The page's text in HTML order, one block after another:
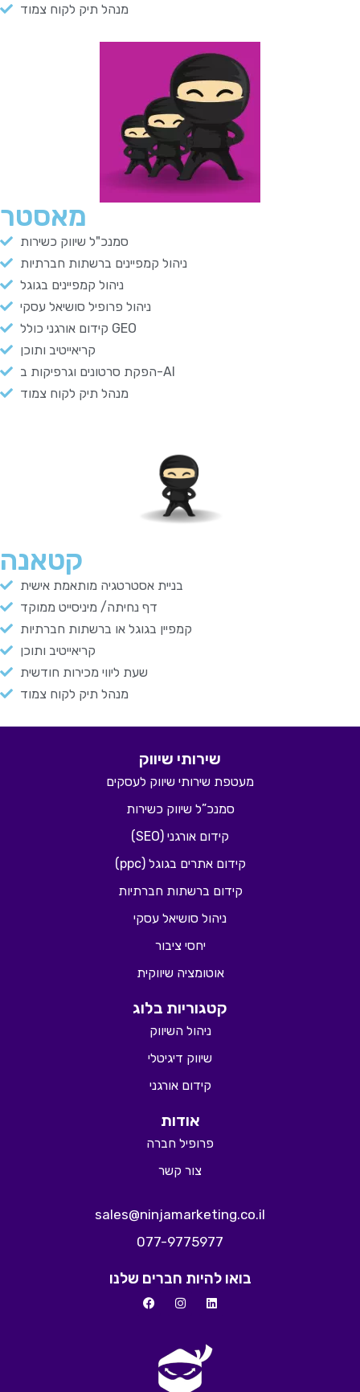
מנהל תיק לקוח צמוד
מאסטר
סמנכ"ל שיווק כשירות
ניהול קמפיינים ברשתות חברתיות
ניהול קמפיינים בגוגל
ניהול פרופיל סושיאל עסקי
קידום אורגני כולל GEO
קריאייטיב ותוכן
הפקת סרטונים וגרפיקות ב-AI
מנהל תיק לקוח צמוד
קטאנה
בניית אסטרטגיה מותאמת אישית
דף נחיתה/ מיניסייט ממוקד
קמפיין בגוגל או ברשתות חברתיות
קריאייטיב ותוכן
שעת ליווי מכירות חודשית
מנהל תיק לקוח צמוד
שירותי שיווק
מעטפת שירותי שיווק לעסקים
סמנכ”ל שיווק כשירות
קידום אורגני (SEO)
קידום אתרים בגוגל (ppc)
קידום ברשתות חברתיות
ניהול סושיאל עסקי
יחסי ציבור
אוטומציה שיווקית
קטגוריות בלוג
ניהול השיווק
שיווק דיגיטלי
קידום אורגני
אודות
פרופיל חברה
צור קשר
sales@ninjamarketing.co.il
077-9775977
בואו להיות חברים שלנו